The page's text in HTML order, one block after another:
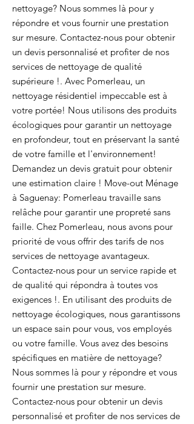
nettoyage? Nous sommes là pour y
répondre et vous fournir une prestation
sur mesure. Contactez-nous pour obtenir
un devis personnalisé et profiter de nos
services de nettoyage de qualité
supérieure !. Avec Pomerleau, un
nettoyage résidentiel impeccable est à
votre portée! Nous utilisons des produits
écologiques pour garantir un nettoyage
en profondeur, tout en préservant la santé
de votre famille et l'environnement!
Demandez un devis gratuit pour obtenir
une estimation claire ! Move-out Ménage
à Saguenay: Pomerleau travaille sans
relâche pour garantir une propreté sans
faille. Chez Pomerleau, nous avons pour
priorité de vous offrir des tarifs de nos
services de nettoyage avantageux.
Contactez-nous pour un service rapide et
de qualité qui répondra à toutes vos
exigences !. En utilisant des produits de
nettoyage écologiques, nous garantissons
un espace sain pour vous, vos employés
ou votre famille. Vous avez des besoins
spécifiques en matière de nettoyage?
Nous sommes là pour y répondre et vous
fournir une prestation sur mesure.
Contactez-nous pour obtenir un devis
personnalisé et profiter de nos services de